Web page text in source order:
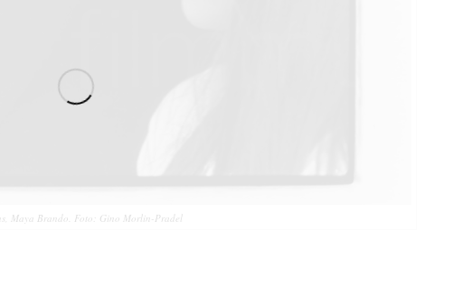
Maya Brando. Foto: Gino Morlin-Pradel